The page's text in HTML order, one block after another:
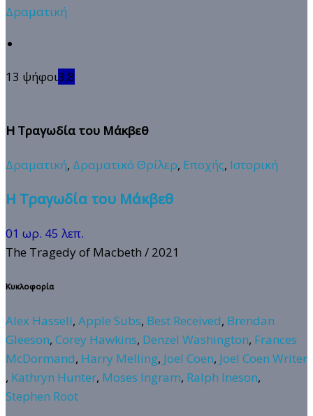
Δραματική
13 ψήφοι3.8
Η Τραγωδία του Μάκβεθ
Δραματική, Δραματικό Θρίλερ, Εποχής, Ιστορική
Η Τραγωδία του Μάκβεθ
01 ωρ. 45 λεπ.
The Tragedy of Macbeth / 2021
Κυκλοφορία
Alex Hassell, Apple Subs, Best Received, Brendan
Gleeson, Corey Hawkins, Denzel Washington, Frances
McDormand, Harry Melling, Joel Coen, Joel Coen Writer
, Kathryn Hunter, Moses Ingram, Ralph Ineson,
Stephen Root